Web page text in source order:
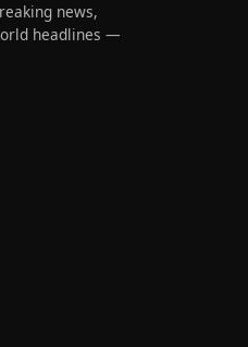
news,
headlines —